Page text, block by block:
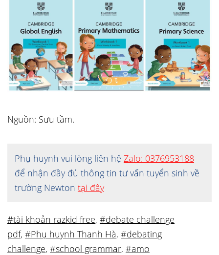
Nguồn: Sưu tầm.
Phụ huynh vui lòng liên hệ Zalo: 0376953188
để nhận đầy đủ thông tin tư vấn tuyển sinh về
trường Newton tại đây
#tài khoản razkid free, #debate challenge
pdf, #Phụ huynh Thanh Hà, #debating
challenge, #school grammar, #amo